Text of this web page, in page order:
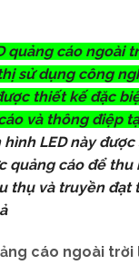
quảng cáo ngoài
sử dụng công
thiết kế đặc
và thông điệp
hình LED này
quảng cáo để thu
thụ và truyền đạt
cáo ngoài trời